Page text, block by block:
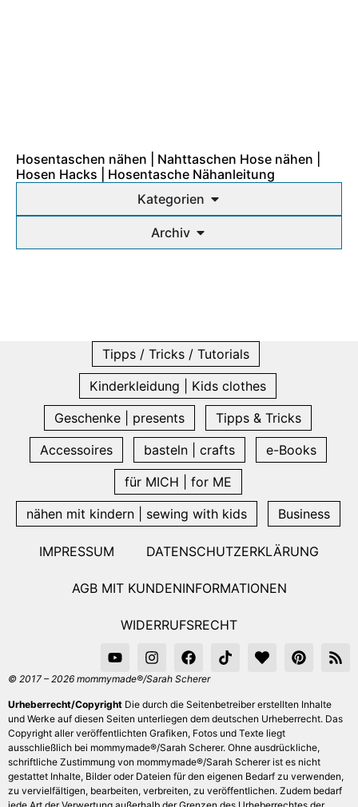
Hosentaschen nähen | Nahttaschen Hose nähen |
Hosen Hacks | Hosentasche Nähanleitung
Kategorien
Archiv
Tipps / Tricks / Tutorials
Kinderkleidung | Kids clothes
Geschenke | presents
Tipps & Tricks
Accessoires
basteln | crafts
e-Books
für MICH | for ME
nähen mit kindern | sewing with kids
Business
IMPRESSUM DATENSCHUTZERKLÄRUNG
AGB MIT KUNDENINFORMATIONEN
WIDERRUFSRECHT
© 2017 – 2026 mommymade®/Sarah Scherer
Urheberrecht/Copyright Die durch die Seitenbetreiber erstellten Inhalte
und Werke auf diesen Seiten unterliegen dem deutschen Urheberrecht. Das
Copyright aller veröffentlichten Grafiken, Fotos und Texte liegt
ausschließlich bei mommymade®/Sarah Scherer. Ohne ausdrückliche,
schriftliche Zustimmung von mommymade®/Sarah Scherer ist es nicht
gestattet Inhalte, Bilder oder Dateien für den eigenen Bedarf zu verwenden,
zu vervielfältigen, bearbeiten, verbreiten, zu veröffentlichen. Zudem bedarf